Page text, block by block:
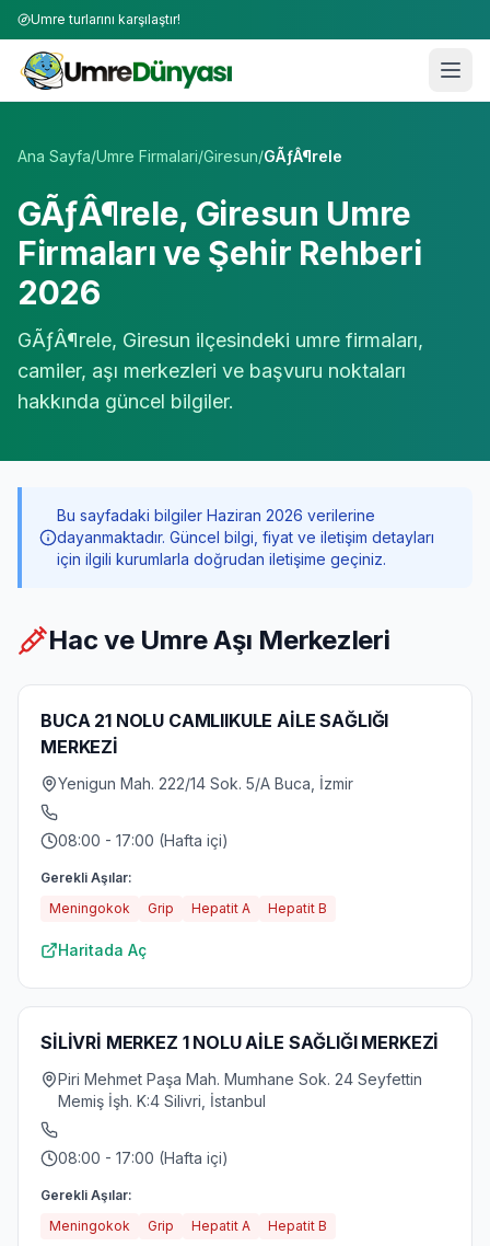
Umre turlarını karşılaştır!
Ana Sayfa/Umre Firmalari/Giresun/GÃƒÂ¶rele
GÃƒÂ¶rele, Giresun Umre
Firmaları ve Şehir Rehberi
2026
GÃƒÂ¶rele, Giresun ilçesindeki umre firmaları,
camiler, aşı merkezleri ve başvuru noktaları
hakkında güncel bilgiler.
Bu sayfadaki bilgiler Haziran 2026 verilerine
dayanmaktadır. Güncel bilgi, fiyat ve iletişim detayları
için ilgili kurumlarla doğrudan iletişime geçiniz.
Hac ve Umre Aşı Merkezleri
BUCA 21 NOLU CAMLIIKULE AİLE SAĞLIĞI
MERKEZİ
Yenigun Mah. 222/14 Sok. 5/A Buca, İzmir
08:00 - 17:00 (Hafta içi)
Gerekli Aşılar:
Meningokok
Grip Hepatit A Hepatit B
Haritada Aç
SİLİVRİ MERKEZ 1 NOLU AİLE SAĞLIĞI MERKEZİ
Piri Mehmet Paşa Mah. Mumhane Sok. 24 Seyfettin
Memiş İşh. K:4 Silivri, İstanbul
08:00 - 17:00 (Hafta içi)
Gerekli Aşılar:
Meningokok
Grip Hepatit A Hepatit B